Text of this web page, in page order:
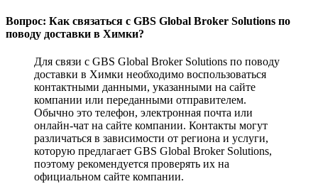
Вопрос: Как связаться с GBS Global Broker Solutions по
поводу доставки в Химки?
Для связи с GBS Global Broker Solutions по поводу
доставки в Химки необходимо воспользоваться
контактными данными, указанными на сайте
компании или переданными отправителем.
Обычно это телефон, электронная почта или
онлайн-чат на сайте компании. Контакты могут
различаться в зависимости от региона и услуги,
которую предлагает GBS Global Broker Solutions,
поэтому рекомендуется проверять их на
официальном сайте компании.